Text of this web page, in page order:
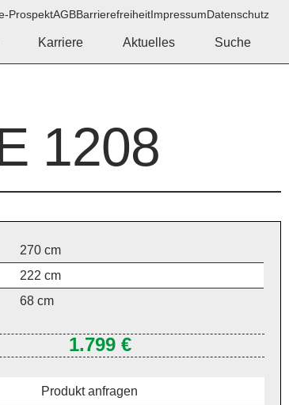
Karriere Aktuelles Suche
ProspektAGBBarrierefreiheitImpressumDatenschutz
1208
270 cm
222 cm
68 cm
1.799 €
Produkt anfragen